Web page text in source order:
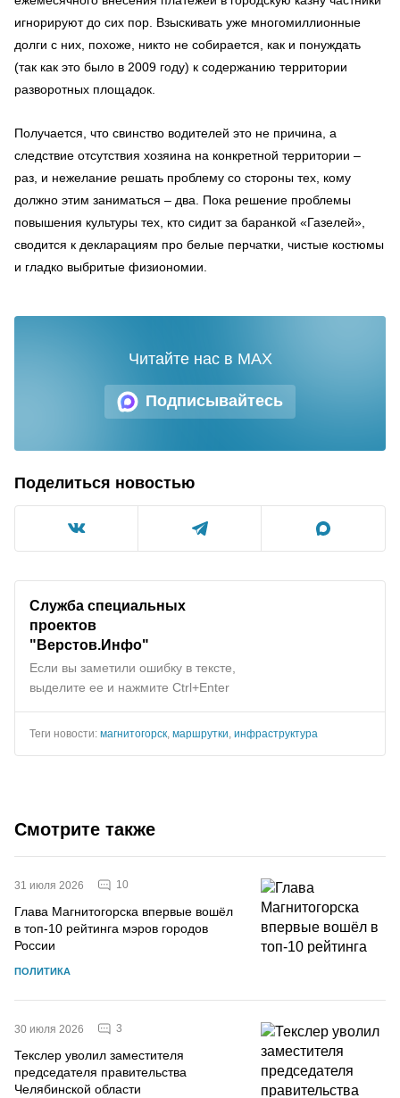
игнорируют до сих пор. Взыскивать уже многомиллионные
долги с них, похоже, никто не собирается, как и понуждать
(так как это было в 2009 году) к содержанию территории
разворотных площадок.
Получается, что свинство водителей это не причина, а
следствие отсутствия хозяина на конкретной территории –
раз, и нежелание решать проблему со стороны тех, кому
должно этим заниматься – два. Пока решение проблемы
повышения культуры тех, кто сидит за баранкой «Газелей»,
сводится к декларациям про белые перчатки, чистые костюмы
и гладко выбритые физиономии.
Подписывайтесь
Читайте нас в MAX
Поделиться новостью
Служба специальных
проектов
"Верстов.Инфо"
Если вы заметили ошибку в тексте,
выделите ее и нажмите Ctrl+Enter
Теги новости: магнитогорск маршрутки инфраструктура
Смотрите также
31 июля 2026 10
Глава Магнитогорска впервые вошёл
в топ-10 рейтинга мэров городов
России
ПОЛИТИКА
30 июля 2026 3
Текслер уволил заместителя
председателя правительства
Челябинской области